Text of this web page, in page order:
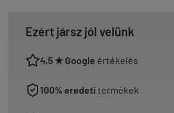
Ezért jársz jól velünk
4,5 ★ Google értékelés
100% eredeti termékek